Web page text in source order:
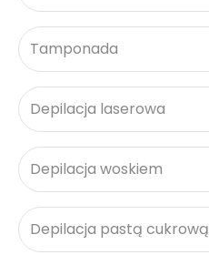
Tamponada
Depilacja laserowa
Depilacja woskiem
Depilacja pastą cukrową